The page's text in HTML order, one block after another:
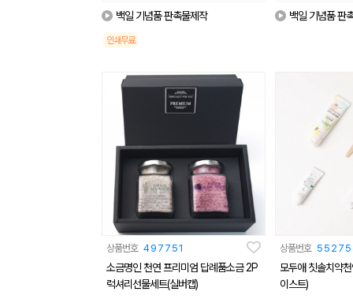
백일 기념품 판촉물제작
인쇄무료
백일 기념품 판
상품번호 497751
소금명인 천연 프리미엄 답례품소금 2P
럭셔리선물세트(실버캡)
상품번호
모두애 칫솔치약
이스트)